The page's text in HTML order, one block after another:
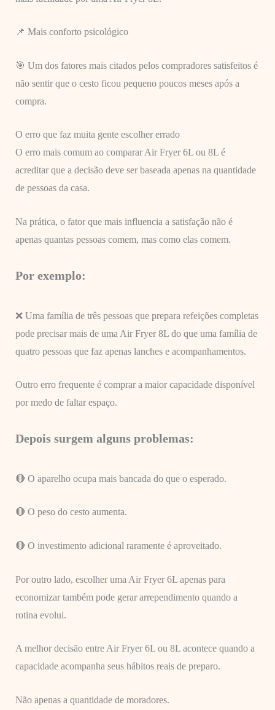
📌 Mais conforto psicológico
🎯 Um dos fatores mais citados pelos compradores satisfeitos é
não sentir que o cesto ficou pequeno poucos meses após a
compra.
O erro que faz muita gente escolher errado
O erro mais comum ao comparar Air Fryer 6L ou 8L é
acreditar que a decisão deve ser baseada apenas na quantidade
de pessoas da casa.
Na prática, o fator que mais influencia a satisfação não é
apenas quantas pessoas comem, mas como elas comem.
Por exemplo:
❌ Uma família de três pessoas que prepara refeições completas
pode precisar mais de uma Air Fryer 8L do que uma família de
quatro pessoas que faz apenas lanches e acompanhamentos.
Outro erro frequente é comprar a maior capacidade disponível
por medo de faltar espaço.
Depois surgem alguns problemas:
🔴 O aparelho ocupa mais bancada do que o esperado.
🔴 O peso do cesto aumenta.
🔴 O investimento adicional raramente é aproveitado.
Por outro lado, escolher uma Air Fryer 6L apenas para
economizar também pode gerar arrependimento quando a
rotina evolui.
A melhor decisão entre Air Fryer 6L ou 8L acontece quando a
capacidade acompanha seus hábitos reais de preparo.
Não apenas a quantidade de moradores.